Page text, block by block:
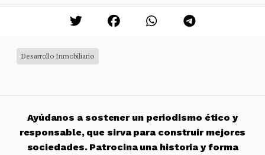
Desarrollo Inmobiliario
Ayúdanos a sostener un periodismo ético y
responsable, que sirva para construir mejores
sociedades. Patrocina una historia y forma